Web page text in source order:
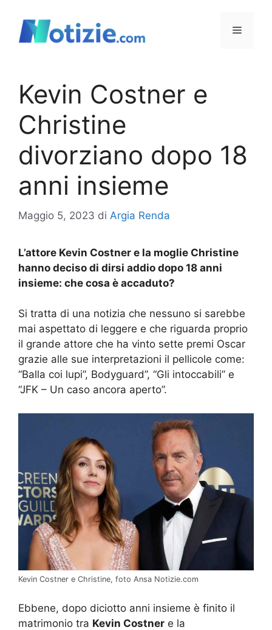
contenuto
Menu
Kevin Costner e
Christine
divorziano dopo 18
anni insieme
Maggio 5, 2023 di Argia Renda
L’attore Kevin Costner e la moglie Christine
hanno deciso di dirsi addio dopo 18 anni
insieme: che cosa è accaduto?
Si tratta di una notizia che nessuno si sarebbe
mai aspettato di leggere e che riguarda proprio
il grande attore che ha vinto sette premi Oscar
grazie alle sue interpretazioni il pellicole come:
“Balla coi lupi”, Bodyguard”, “Gli intoccabili” e
“JFK – Un caso ancora aperto”.
Kevin Costner e Christine, foto Ansa Notizie.com
Ebbene, dopo diciotto anni insieme è finito il
matrimonio tra Kevin Costner e la